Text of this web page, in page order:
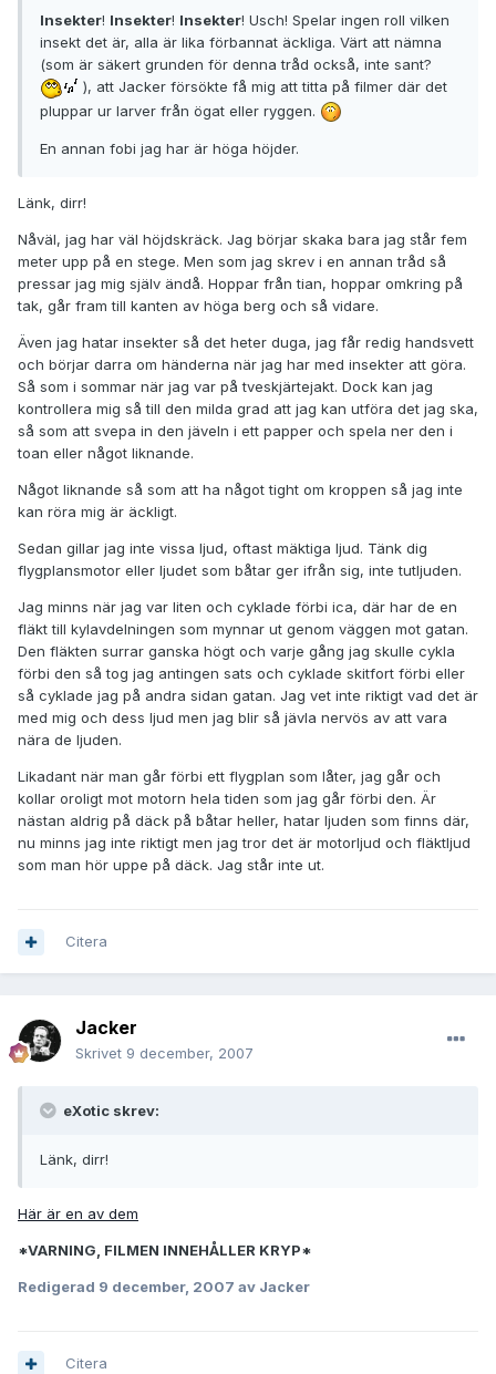
Insekter! Insekter! Insekter! Usch! Spelar ingen roll vilken
insekt det är, alla är lika förbannat äckliga. Värt att nämna
(som är säkert grunden för denna tråd också, inte sant?
), att Jacker försökte få mig att titta på filmer där det
pluppar ur larver från ögat eller ryggen.
En annan fobi jag har är höga höjder.
Länk, dirr!
Nåväl, jag har väl höjdskräck. Jag börjar skaka bara jag står fem
meter upp på en stege. Men som jag skrev i en annan tråd så
pressar jag mig själv ändå. Hoppar från tian, hoppar omkring på
tak, går fram till kanten av höga berg och så vidare.
Även jag hatar insekter så det heter duga, jag får redig handsvett
och börjar darra om händerna när jag har med insekter att göra.
Så som i sommar när jag var på tveskjärtejakt. Dock kan jag
kontrollera mig så till den milda grad att jag kan utföra det jag ska,
så som att svepa in den jäveln i ett papper och spela ner den i
toan eller något liknande.
Något liknande så som att ha något tight om kroppen så jag inte
kan röra mig är äckligt.
Sedan gillar jag inte vissa ljud, oftast mäktiga ljud. Tänk dig
flygplansmotor eller ljudet som båtar ger ifrån sig, inte tutljuden.
Jag minns när jag var liten och cyklade förbi ica, där har de en
fläkt till kylavdelningen som mynnar ut genom väggen mot gatan.
Den fläkten surrar ganska högt och varje gång jag skulle cykla
förbi den så tog jag antingen sats och cyklade skitfort förbi eller
så cyklade jag på andra sidan gatan. Jag vet inte riktigt vad det är
med mig och dess ljud men jag blir så jävla nervös av att vara
nära de ljuden.
Likadant när man går förbi ett flygplan som låter, jag går och
kollar oroligt mot motorn hela tiden som jag går förbi den. Är
nästan aldrig på däck på båtar heller, hatar ljuden som finns där,
nu minns jag inte riktigt men jag tror det är motorljud och fläktljud
som man hör uppe på däck. Jag står inte ut.
Citera
Jacker
Skrivet 9 december, 2007
eXotic skrev:
Länk, dirr!
Här är en av dem
*VARNING, FILMEN INNEHÅLLER KRYP*
Redigerad 9 december, 2007 av Jacker
Citera